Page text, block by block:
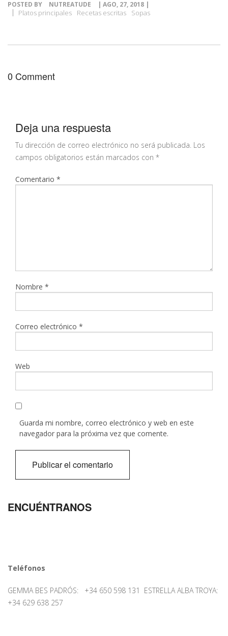
POSTED BY NUTREATUDE | AGO, 27, 2018 |
Platos principales Recetas escritas Sopas
0 Comment
Deja una respuesta
Tu dirección de correo electrónico no será publicada. Los
campos obligatorios están marcados con *
Comentario *
Nombre *
Correo electrónico *
Web
Guarda mi nombre, correo electrónico y web en este
navegador para la próxima vez que comente.
ENCUÉNTRANOS
Teléfonos
GEMMA BES PADRÓS: +34 650 598 131 ESTRELLA ALBA TROYA:
+34 629 638 257